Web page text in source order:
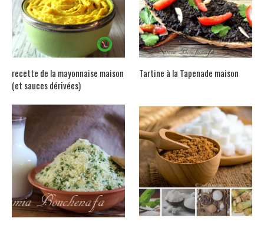
recette de la mayonnaise maison
(et sauces dérivées)
Tartine à la Tapenade maison